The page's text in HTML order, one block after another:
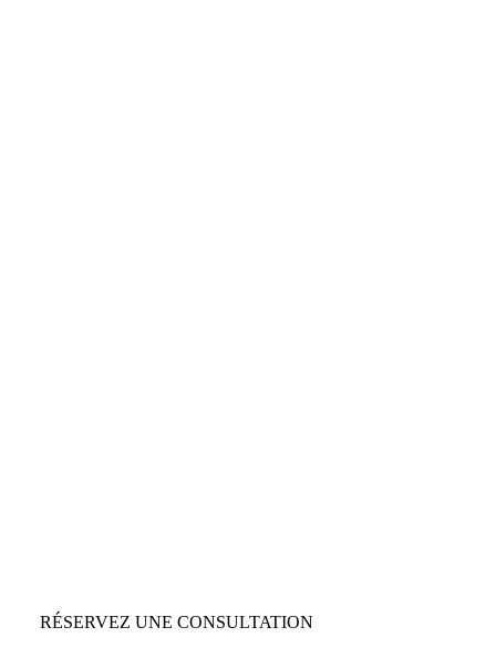
RÉSERVEZ UNE CONSULTATION